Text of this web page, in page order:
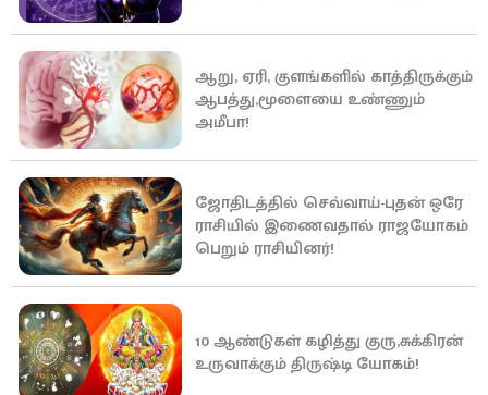
ஆறு, ஏரி, குளங்களில் காத்திருக்கும்
ஆபத்து,மூளையை உண்ணும்
அமீபா!
ஜோதிடத்தில் செவ்வாய்-புதன் ஒரே
ராசியில் இணைவதால் ராஜயோகம்
பெறும் ராசியினர்!
10 ஆண்டுகள் கழித்து குரு,சுக்கிரன்
உருவாக்கும் திருஷ்டி யோகம்!